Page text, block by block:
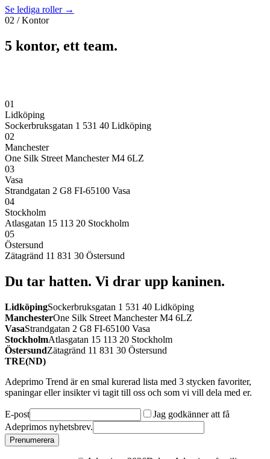
Se lediga roller →
02 / Kontor
5 kontor, ett team.
01
Lidköping
Sockerbruksgatan 1 531 40 Lidköping
02
Manchester
One Silk Street Manchester M4 6LZ
03
Vasa
Strandgatan 2 G8 FI-65100 Vasa
04
Stockholm
Atlasgatan 15 113 20 Stockholm
05
Östersund
Zätagränd 11 831 30 Östersund
Du tar hatten. Vi drar upp kaninen.
LidköpingSockerbruksgatan 1 531 40 Lidköping
ManchesterOne Silk Street Manchester M4 6LZ
VasaStrandgatan 2 G8 FI-65100 Vasa
StockholmAtlasgatan 15 113 20 Stockholm
ÖstersundZätagränd 11 831 30 Östersund
TRE(ND)
Adeprimo Trend är en smal kurerad lista med 3 stycken favoriter,
spaningar eller insikter vi tagit till oss och som vi vill dela med er.
E-post
Jag godkänner att få
Adeprimos nyhetsbrev.
Prenumerera